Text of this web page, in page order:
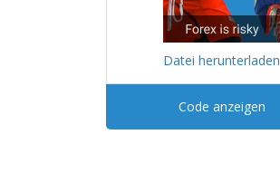
Datei herunterladen
Code anzeigen